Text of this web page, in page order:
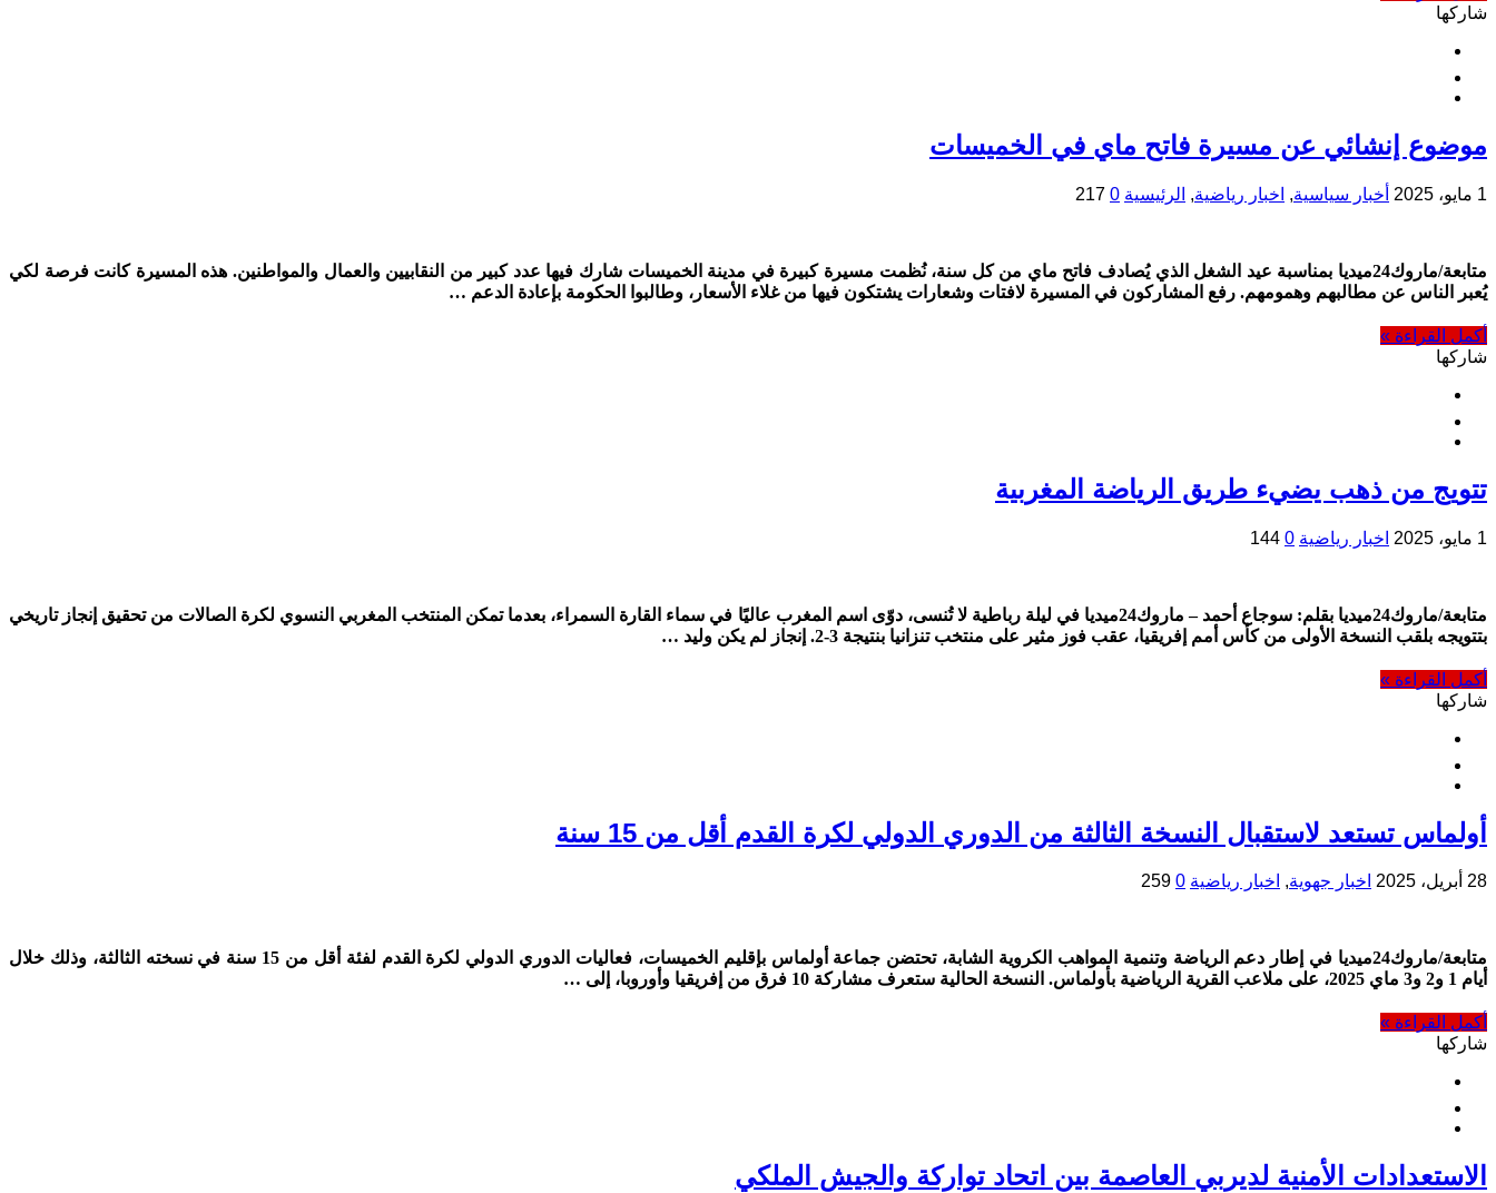
شاركها
موضوع إنشائي عن مسيرة فاتح ماي في الخميسات
1 مايو، 2025 أخبار سياسية, اخبار رياضية, الرئيسية 0
217
متابعة/ماروك24ميديا بمناسبة عيد الشغل الذي يُصادف فاتح ماي من كل سنة، نُظمت مسيرة كبيرة في مدينة الخميسات شارك فيها عدد كبير من النقابيين والعمال والمواطنين. هذه المسيرة كانت فرصة لكي
يُعبر الناس عن مطالبهم وهمومهم. رفع المشاركون في المسيرة لافتات وشعارات يشتكون فيها من غلاء الأسعار، وطالبوا الحكومة بإعادة الدعم …
أكمل القراءة »
شاركها
تتويج من ذهب يضيء طريق الرياضة المغربية
1 مايو، 2025 اخبار رياضية 0
144
متابعة/ماروك24ميديا بقلم: سوجاع أحمد – ماروك24ميديا في ليلة رباطية لا تُنسى، دوّى اسم المغرب عاليًا في سماء القارة السمراء، بعدما تمكن المنتخب المغربي النسوي لكرة الصالات من تحقيق إنجاز تاريخي
بتتويجه بلقب النسخة الأولى من كأس أمم إفريقيا، عقب فوز مثير على منتخب تنزانيا بنتيجة 3-2. إنجاز لم يكن وليد …
أكمل القراءة »
شاركها
أولماس تستعد لاستقبال النسخة الثالثة من الدوري الدولي لكرة القدم أقل من 15 سنة
28 أبريل، 2025 اخبار جهوية, اخبار رياضية 0
259
متابعة/ماروك24ميديا في إطار دعم الرياضة وتنمية المواهب الكروية الشابة، تحتضن جماعة أولماس بإقليم الخميسات، فعاليات الدوري الدولي لكرة القدم لفئة أقل من 15 سنة في نسخته الثالثة، وذلك خلال
أيام 1 و2 و3 ماي 2025، على ملاعب القرية الرياضية بأولماس. النسخة الحالية ستعرف مشاركة 10 فرق من إفريقيا وأوروبا، إلى …
أكمل القراءة »
شاركها
الاستعدادات الأمنية لديربي العاصمة بين اتحاد تواركة والجيش الملكي